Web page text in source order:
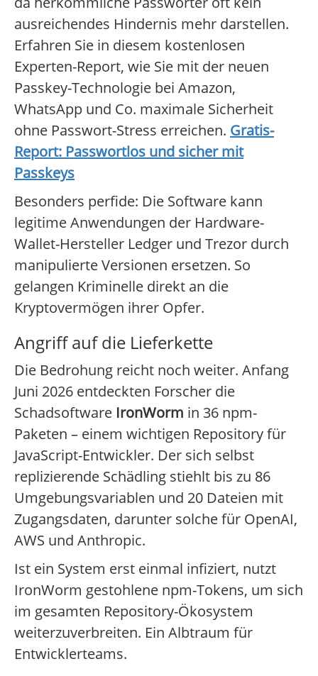
ausreichendes Hindernis mehr darstellen.
Erfahren Sie in diesem kostenlosen
Experten-Report, wie Sie mit der neuen
Passkey-Technologie bei Amazon,
WhatsApp und Co. maximale Sicherheit
ohne Passwort-Stress erreichen. Gratis-
Report: Passwortlos und sicher mit
Passkeys
Besonders perfide: Die Software kann
legitime Anwendungen der Hardware-
Wallet-Hersteller Ledger und Trezor durch
manipulierte Versionen ersetzen. So
gelangen Kriminelle direkt an die
Kryptovermögen ihrer Opfer.
Angriff auf die Lieferkette
Die Bedrohung reicht noch weiter. Anfang
Juni 2026 entdeckten Forscher die
Schadsoftware IronWorm in 36 npm-
Paketen – einem wichtigen Repository für
JavaScript-Entwickler. Der sich selbst
replizierende Schädling stiehlt bis zu 86
Umgebungsvariablen und 20 Dateien mit
Zugangsdaten, darunter solche für OpenAI,
AWS und Anthropic.
Ist ein System erst einmal infiziert, nutzt
IronWorm gestohlene npm-Tokens, um sich
im gesamten Repository-Ökosystem
weiterzuverbreiten. Ein Albtraum für
Entwicklerteams.